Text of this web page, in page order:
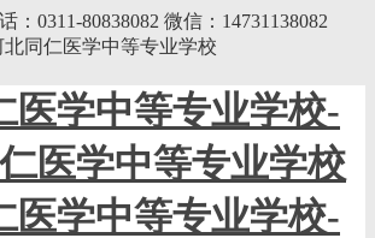
：0311-80838082 微信：14731138082
同仁医学中等专业学校